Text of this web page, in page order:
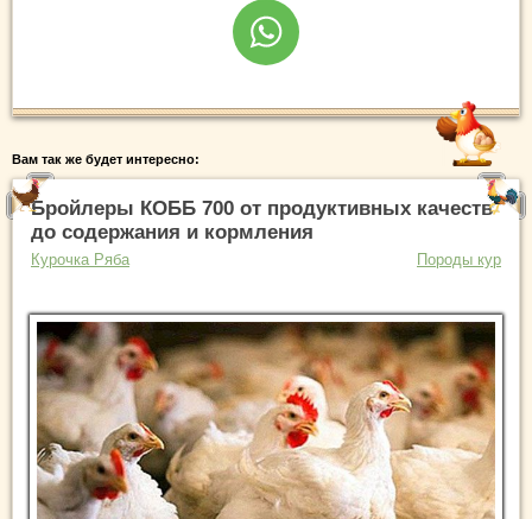
Вам так же будет интересно:
Бройлеры КОББ 700 от продуктивных качеств
до содержания и кормления
Курочка Ряба Породы кур